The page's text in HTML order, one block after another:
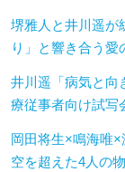
堺雅人と井川遥が
り」と響き合う愛
井川遥「病気と向
療従事者向け試写
岡田将生×鳴海唯
空を超えた4人の